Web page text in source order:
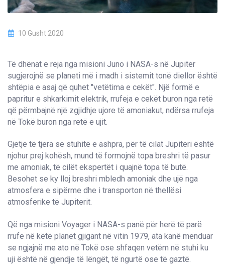
10 Gusht 2020
Të dhënat e reja nga misioni Juno i NASA-s në Jupiter
sugjerojnë se planeti më i madh i sistemit tonë diellor është
shtëpia e asaj që quhet "vetëtima e cekët". Një formë e
papritur e shkarkimit elektrik, rrufeja e cekët buron nga retë
që përmbajnë një zgjidhje ujore të amoniakut, ndërsa rrufeja
në Tokë buron nga retë e ujit.
Gjetje të tjera se stuhitë e ashpra, për të cilat Jupiteri është
njohur prej kohësh, mund të formojnë topa breshri të pasur
me amoniak, të cilët ekspertët i quajnë topa të butë.
Besohet se ky lloj breshri mbledh amoniak dhe ujë nga
atmosfera e sipërme dhe i transporton në thellësi
atmosferike të Jupiterit.
Që nga misioni Voyager i NASA-s panë për herë të parë
rrufe në këtë planet gjigant në vitin 1979, ata kanë menduar
se ngjajnë me ato në Tokë ose shfaqen vetëm në stuhi ku
uji është në gjendje të lëngët, të ngurtë ose të gaztë.